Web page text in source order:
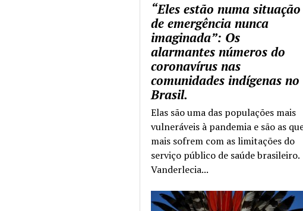
“Eles estão numa situação
de emergência nunca
imaginada”: Os
alarmantes números do
coronavírus nas
comunidades indígenas no
Brasil.
Elas são uma das populações mais
vulneráveis à pandemia e são as
mais sofrem com as limitações do
serviço público de saúde brasileiro.
Vanderlecia...